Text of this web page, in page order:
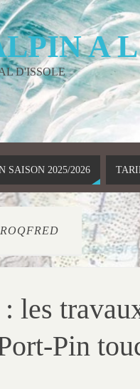
A
D'ISSOLE
SAISON 2025/2026
ROQFRED
les
Pin